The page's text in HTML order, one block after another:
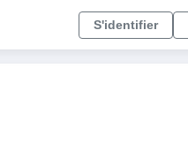
S'identifier